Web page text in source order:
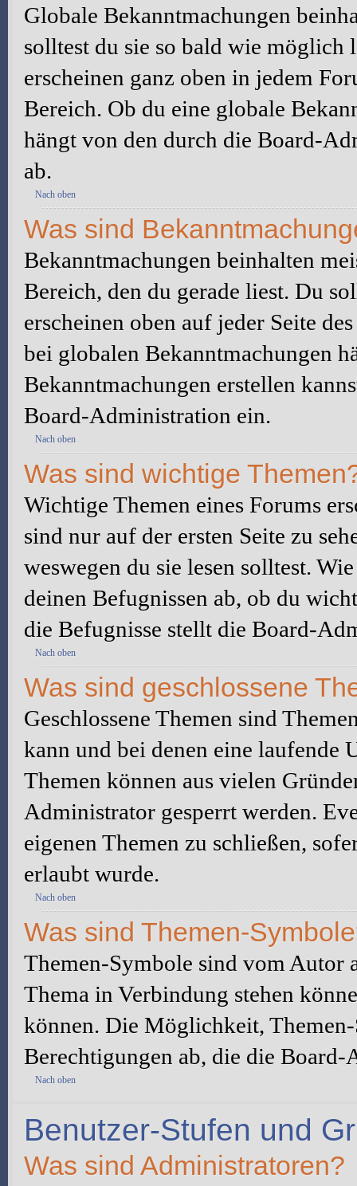
Globale Bekanntmachungen
solltest du sie so bald wie möglich
erscheinen ganz oben in jedem
Bereich. Ob du eine globale
hängt von den durch die Board-
ab.
Nach oben
Was sind
Bekanntmachungen beinhalten
Bereich, den du gerade liest. Du
erscheinen oben auf jeder Seite
bei globalen Bekanntmachungen
Bekanntmachungen erstellen
Board-Administration ein.
Nach oben
Was sind wichtige
Wichtige Themen eines Forums
sind nur auf der ersten Seite zu
weswegen du sie lesen solltest.
deinen Befugnissen ab, ob du
die Befugnisse stellt die Board-
Nach oben
Was sind geschlossene
Geschlossene Themen sind
kann und bei denen eine laufende
Themen können aus vielen
Administrator gesperrt werden.
eigenen Themen zu schließen,
erlaubt wurde.
Nach oben
Was sind Themen-
Themen-Symbole sind vom Autor
Thema in Verbindung stehen
können. Die Möglichkeit,
Berechtigungen ab, die die
Nach oben
Benutzer-Stufen und
Was sind Administratoren?